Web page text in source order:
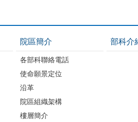
院區簡介
各部科聯絡電話
使命願景定位
沿革
院區組織架構
樓層簡介
部科介